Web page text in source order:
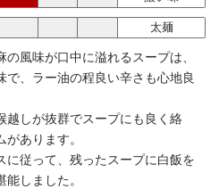
太麺
風味が口中に溢れるスープは、
、ラー油の程良い辛さも心地良
越しが抜群でスープにも良く絡
あります。
に従って、残ったスープに白飯を
しました。